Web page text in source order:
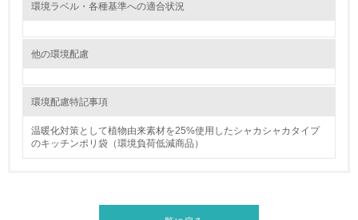
10.
減目標や計画を立てている
11.
12.
環境ラベル・各種基準への適合状況
他の環境配慮
環境配慮特記事項
温暖化対策として植物由来素材を25%使用したシャカシャカタイプ
のキッチンポリ袋（環境負荷低減商品）